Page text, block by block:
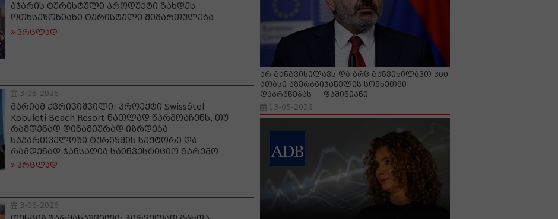
აჭარის ტურისტული პროდუქტი გახდეს
ოთხსეზონიანი ტურისტული მიმართულება
ვრცლად
3-06-2026
მარიამ ქვრივიშვილი: პროექტი Swissôtel
Kobuleti Beach Resort ნათლად წარმოაჩენს, თუ
რამდენად დინამიურად იზრდება
საქართველოში ტურიზმის სექტორი და
რამდენად ჯანსაღია საინვესტიციო გარემო
ვრცლად
3-06-2026
არ განგვიხილავს და არც განვიხილავთ 300
ათასი აზერბაიჯანელის სომხეთში
დაბრუნებას — ფაშინიანი
13-05-2026